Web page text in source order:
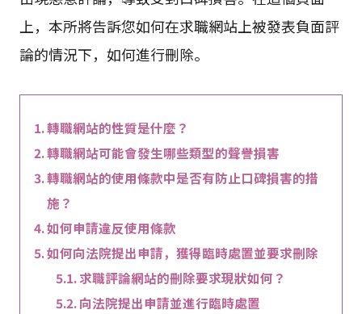
上，本所將告訴您如何在求職網站上被發表負面評
論的情況下，如何進行刪除。
轉職網站的性質是什麼？
轉職網站可能會發生哪些類型的聲譽損害
轉職網站的使用條款中是否有防止口碑損害的措
施？
如何申請違反使用條款
如何向法院提出申請，獲得臨時處置並要求刪除
求職評論網站的刪除要求現狀如何？
向法院提出申請並進行臨時處置